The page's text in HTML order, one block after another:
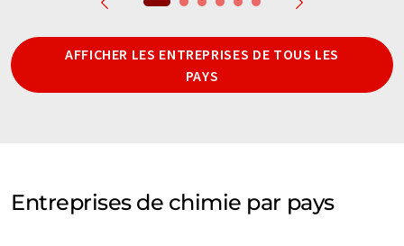
AFFICHER LES ENTREPRISES DE TOUS LES
PAYS
Entreprises de chimie par pays